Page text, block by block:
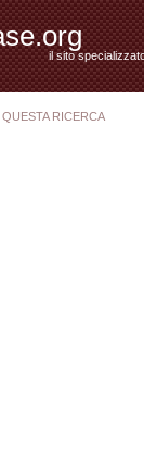
il sito
RICERCA